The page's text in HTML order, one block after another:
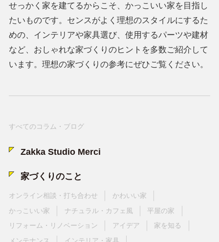
せっかく家を建てるからこそ、かっこいい家を目指し
たいものです。センスがよく理想のスタイルにするた
めの、インテリアや家具選び、使用するパーツや建材
など、おしゃれな家づくりのヒントを多数ご紹介して
います。理想の家づくりの参考にぜひご覧ください。
すべてのコラム・ブログ
Zakka Studio Merci
家づくりのこと
オンライン相談・打ち合わせ
かわいい家
かっこいい家
ナチュラル・カフェ風
平屋の家
リフォーム・リノベーション
アイデア
家を知る
メンテナンス
インテリア・家具